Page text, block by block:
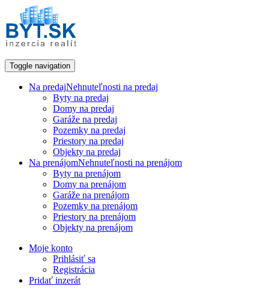
Toggle navigation
Na predajNehnuteľnosti na predaj
Byty na predaj
Domy na predaj
Garáže na predaj
Pozemky na predaj
Priestory na predaj
Objekty na predaj
Na prenájomNehnuteľnosti na prenájom
Byty na prenájom
Domy na prenájom
Garáže na prenájom
Pozemky na prenájom
Priestory na prenájom
Objekty na prenájom
Moje konto
Prihlásiť sa
Registrácia
Pridať inzerát